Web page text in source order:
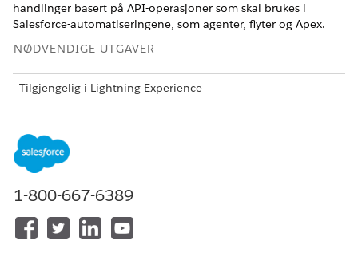
handlinger basert på API-operasjoner som skal brukes i
Salesforce-automatiseringene, som agenter, flyter og Apex.
NØDVENDIGE UTGAVER
Tilgjengelig i Lightning Experience
Hente API-er til API-katalog
1-800-667-6389